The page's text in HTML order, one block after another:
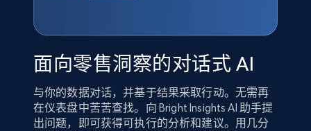
面向零售洞察的对话式 AI
与你的数据对话，并基于结果采取行动。无需再
在仪表盘中苦苦查找。向 Bright Insights AI 助手提
出问题，即可获得可执行的分析和建议。用几分